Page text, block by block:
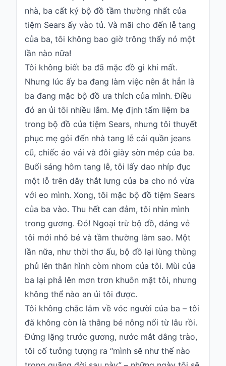
nhà, ba cất ký bộ đồ tầm thường nhất của
tiệm Sears ấy vào tủ. Và mãi cho đến lễ tang
của ba, tôi không bao giờ trông thấy nó một
lần nào nữa!
Tôi không biết ba đã mặc đồ gì khi mất.
Nhưng lúc ấy ba đang làm việc nên ắt hẳn là
ba đang mặc bộ đồ ưa thích của mình. Điều
đó an ủi tôi nhiều lắm. Mẹ định tẩm liệm ba
trong bộ đồ của tiệm Sears, nhưng tôi thuyết
phục mẹ gỏi đến nhà tang lễ cái quần jeans
cũ, chiếc áo vải và đôi giày sờn mép của ba.
Buổi sáng hôm tang lễ, tôi lấy dao nhíp đục
một lỗ trên dây thắt lưng của ba cho nó vừa
với eo mình. Xong, tôi mặc bộ đồ tiệm Sears
của ba vào. Thu hết can đảm, tôi nhìn mình
trong gương. Đó! Ngoại trừ bộ đồ, dáng vẻ
tôi mới nhỏ bé và tầm thường làm sao. Một
lần nữa, như thời thơ ấu, bộ đồ lại lùng thùng
phủ lên thân hình còm nhom của tôi. Mùi của
ba lại phả lên mơn trơn khuôn mặt tôi, nhưng
không thể nào an ủi tôi được.
Tôi không chắc lắm về vóc người của ba – tôi
đã không còn là thằng bé nông nổi từ lâu rồi.
Đứng lặng trước gương, nước mắt dâng trào,
tôi cố tưởng tượng ra “mình sẽ như thế nào